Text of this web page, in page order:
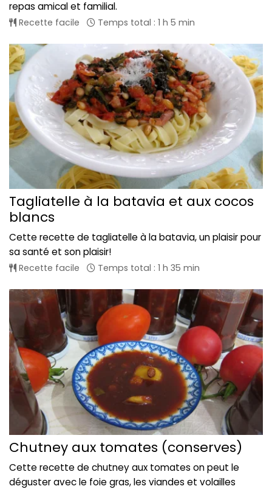
repas amical et familial.
Recette facile Temps total : 1 h 5 min
Tagliatelle à la batavia et aux cocos
blancs
Cette recette de tagliatelle à la batavia, un plaisir pour
sa santé et son plaisir!
Recette facile Temps total : 1 h 35 min
Chutney aux tomates (conserves)
Cette recette de chutney aux tomates on peut le
déguster avec le foie gras, les viandes et volailles